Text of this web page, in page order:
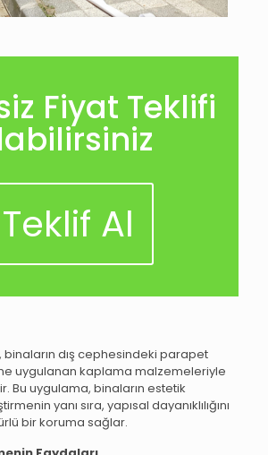
Fiyat Teklifi
Teklif Al
dış cephesindeki parapet
uygulanan kaplama malzemeleriyle
Bu uygulama, binaların estetik
yanı sıra, yapısal dayanıklılığını
bir koruma sağlar.